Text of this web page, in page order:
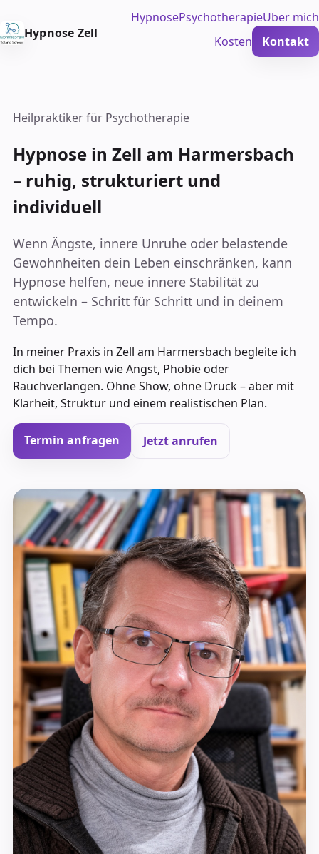
Hypnose Zell
HypnosePsychotherapieÜber mich
Kosten
Kontakt
Heilpraktiker für Psychotherapie
Hypnose in Zell am Harmersbach
– ruhig, strukturiert und
individuell
Wenn Ängste, innere Unruhe oder belastende
Gewohnheiten dein Leben einschränken, kann
Hypnose helfen, neue innere Stabilität zu
entwickeln – Schritt für Schritt und in deinem
Tempo.
In meiner Praxis in Zell am Harmersbach begleite ich
dich bei Themen wie Angst, Phobie oder
Rauchverlangen. Ohne Show, ohne Druck – aber mit
Klarheit, Struktur und einem realistischen Plan.
Termin anfragen Jetzt anrufen